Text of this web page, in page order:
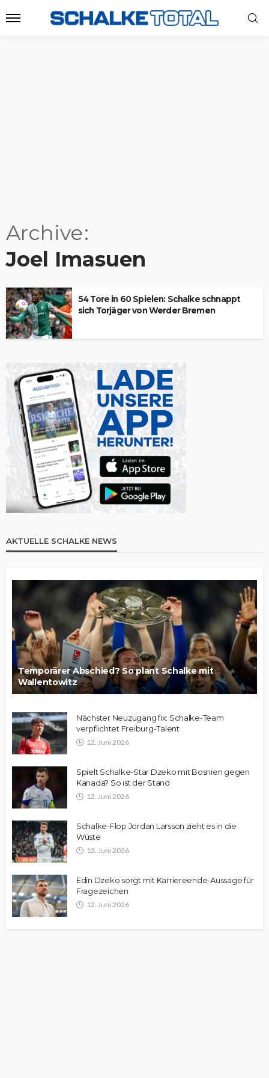
Archive
Joel Imasuen
54 Tore in 60 Spielen: Schalke schnappt
sich Torjäger von Werder Bremen
AKTUELLE SCHALKE NEWS
Temporärer Abschied? So plant Schalke mit
Wallentowitz
Nächster Neuzugang fix: Schalke-Team
verpflichtet Freiburg-Talent
12. Juni 2026
Spielt Schalke-Star Dzeko mit Bosnien gegen
Kanada? So ist der Stand
12. Juni 2026
Schalke-Flop Jordan Larsson zieht es in die
Wüste
12. Juni 2026
Edin Dzeko sorgt mit Karriereende-Aussage für
Fragezeichen
12. Juni 2026